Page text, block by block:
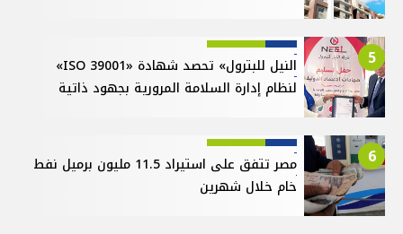
5
النيل للبترول» تحصد شهادة «ISO 39001»
لنظام إدارة السلامة المرورية بجهود ذاتية
6
مصر تتفق على استيراد 11.5 مليون برميل نفط
خام خلال شهرين